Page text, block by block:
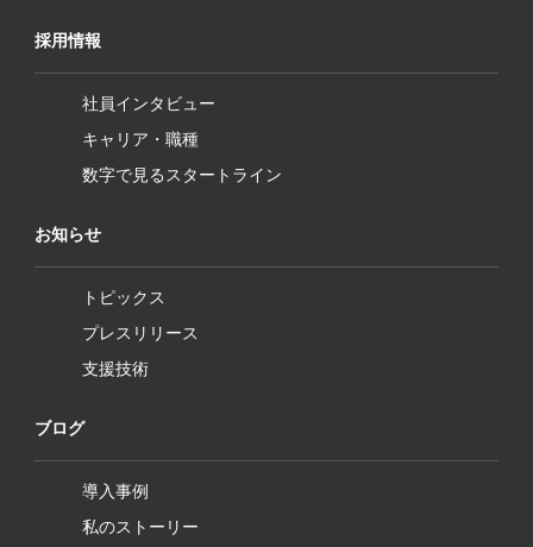
採用情報
社員インタビュー
キャリア・職種
数字で見るスタートライン
お知らせ
トピックス
プレスリリース
支援技術
ブログ
導入事例
私のストーリー